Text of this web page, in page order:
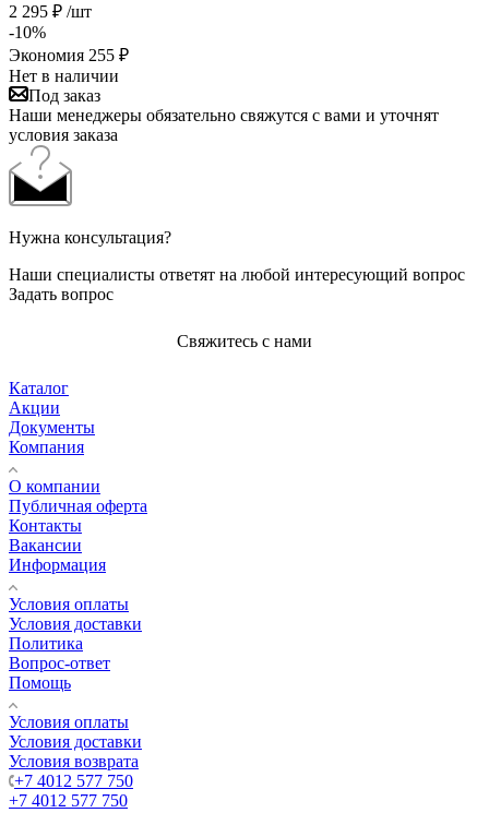
2 295 ₽ /шт
-10%
Экономия 255 ₽
Нет в наличии
Под заказ
Наши менеджеры обязательно свяжутся с вами и уточнят
условия заказа
Нужна консультация?
Наши специалисты ответят на любой интересующий вопрос
Задать вопрос
Свяжитесь с нами
Каталог
Акции
Документы
Компания
О компании
Публичная оферта
Контакты
Вакансии
Информация
Условия оплаты
Условия доставки
Политика
Вопрос-ответ
Помощь
Условия оплаты
Условия доставки
Условия возврата
+7 4012 577 750
+7 4012 577 750